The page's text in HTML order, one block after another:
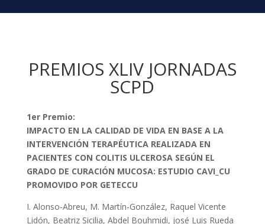
PREMIOS XLIV JORNADAS
SCPD
1er Premio:
IMPACTO EN LA CALIDAD DE VIDA EN BASE A LA
INTERVENCIÓN TERAPÉUTICA REALIZADA EN
PACIENTES CON COLITIS ULCEROSA SEGÚN EL
GRADO DE CURACIÓN MUCOSA: ESTUDIO CAVI_CU
PROMOVIDO POR GETECCU
I. Alonso-Abreu, M. Martín-González, Raquel Vicente
Lidón, Beatriz Sicilia, Abdel Bouhmidi, josé Luis Rueda